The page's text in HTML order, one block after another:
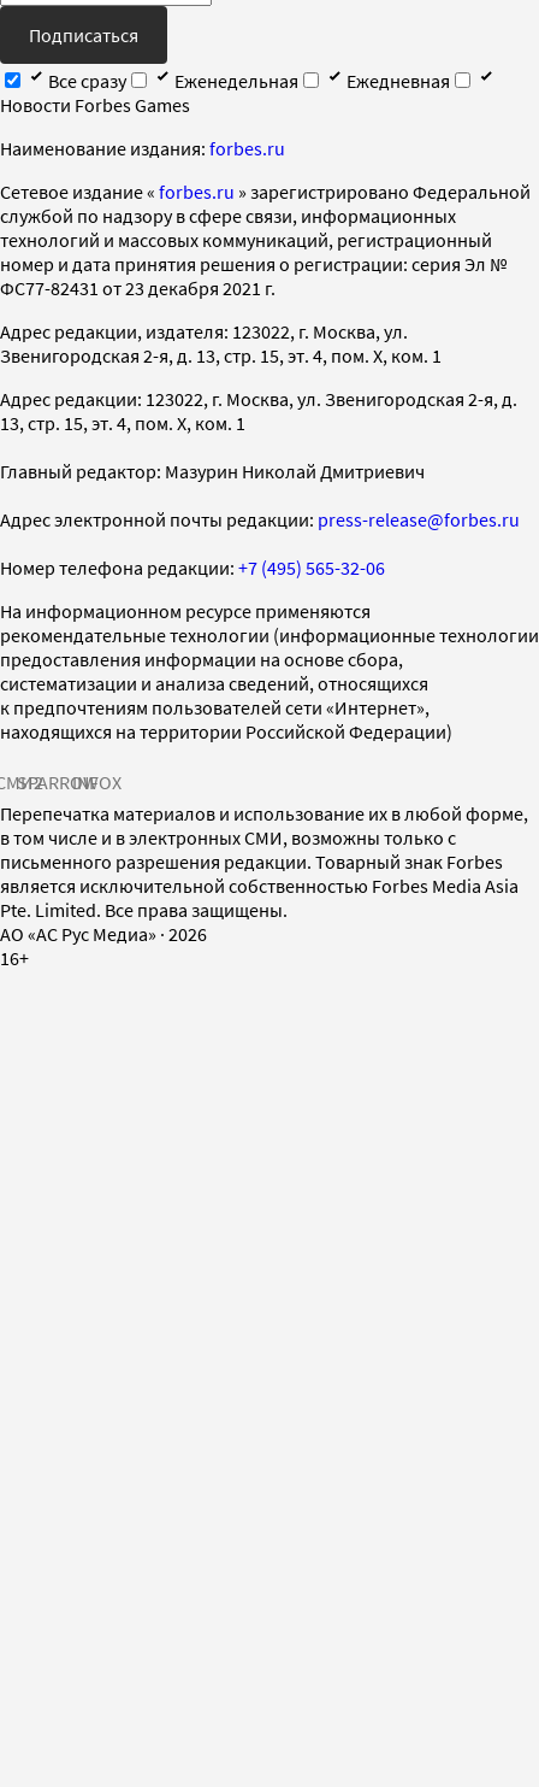
Подписаться
Все сразу
Еженедельная
Ежедневная
Новости Forbes Games
Наименование издания: forbes.ru
Cетевое издание « forbes.ru » зарегистрировано Федеральной
службой по надзору в сфере связи, информационных
технологий и массовых коммуникаций, регистрационный
номер и дата принятия решения о регистрации: серия Эл №
ФС77-82431 от 23 декабря 2021 г.
Адрес редакции, издателя: 123022, г. Москва, ул.
Звенигородская 2-я, д. 13, стр. 15, эт. 4, пом. X, ком. 1
Адрес редакции: 123022, г. Москва, ул. Звенигородская 2-я, д.
13, стр. 15, эт. 4, пом. X, ком. 1
Главный редактор: Мазурин Николай Дмитриевич
Адрес электронной почты редакции: press-release@forbes.ru
Номер телефона редакции: +7 (495) 565-32-06
На информационном ресурсе применяются
рекомендательные технологии (информационные технологии
предоставления информации на основе сбора,
систематизации и анализа сведений, относящихся
к предпочтениям пользователей сети «Интернет»,
находящихся на территории Российской Федерации)
SPARROWINFOX
Перепечатка материалов и использование их в любой форме,
в том числе и в электронных СМИ, возможны только с
письменного разрешения редакции. Товарный знак Forbes
является исключительной собственностью Forbes Media Asia
Pte. Limited. Все права защищены.
AO «АС Рус Медиа» · 2026
16+